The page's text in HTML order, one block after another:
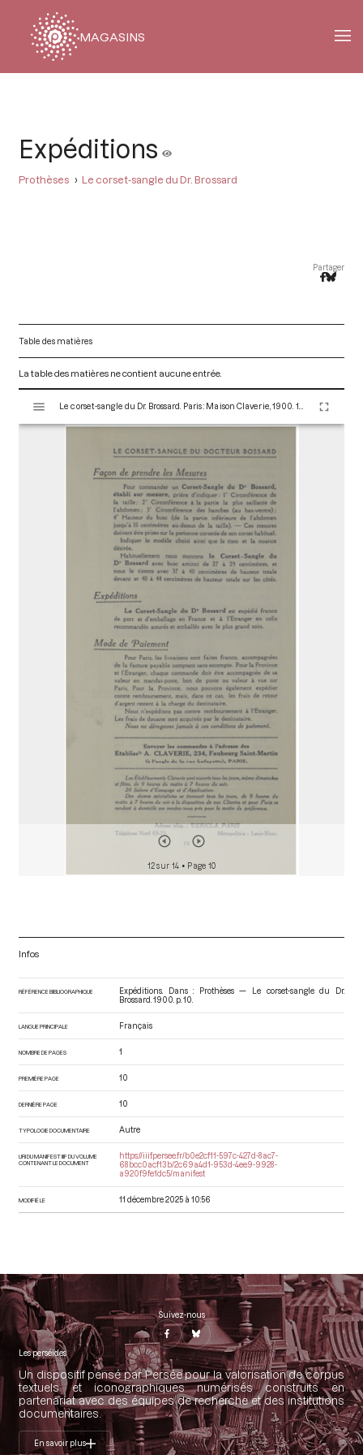
MAGASINS
Expéditions
Prothèses Le corset-sangle du Dr. Brossard
Partager
Table des matières
La table des matières ne contient aucune entrée.
s
12 sur 14 • Page 10
Infos
RÉFÉRENCE BIBLIOGRAPHIQUE
Expéditions. Dans : Prothèses — Le corset-sangle du Dr.
Brossard . 1900. p. 10.
LANGUE PRINCIPALE Français
NOMBRE DE PAGES 1
PREMIÈRE PAGE 10
DERNIÈRE PAGE 10
TYPOLOGIE DOCUMENTAIRE Autre
URI DU MANIFEST IIIF DU VOLUME
CONTENANT LE DOCUMENT
https://iiif.persee.fr/b0e2cf11-597c-427d-8ac7-
68bcc0acf13b/2c69a4d1-953d-4ee9-9928-
a920f9fe1dc5/manifest
MODIFIÉ LE 11 décembre 2025 à 10:56
Suivez-nous
Les perséides
Un dispositif pensé par Persée pour la valorisation de corpus
textuels et iconographiques numérisés construits en
partenariat avec des équipes de recherche et des institutions
documentaires.
En savoir plus